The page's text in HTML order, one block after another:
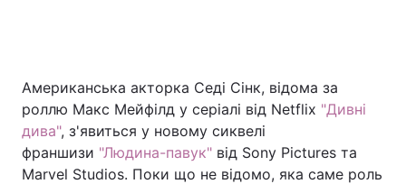
Американська акторка Седі Сінк, відома за
роллю Макс Мейфілд у серіалі від Netflix "Дивні
дива", з'явиться у новому сиквелі
франшизи "Людина-павук" від Sony Pictures та
Marvel Studios. Поки що не відомо, яка саме роль